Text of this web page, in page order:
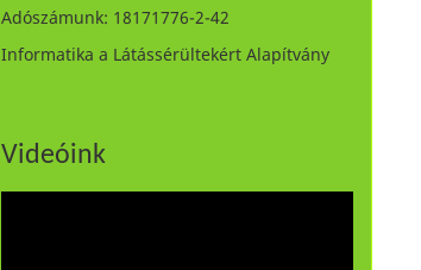
Adószámunk: 18171776-2-42
Informatika a Látássérültekért Alapítvány
Videóink